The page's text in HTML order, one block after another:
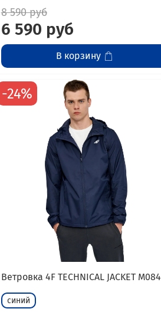
8 590 руб
6 590 руб
В корзину
-24%
Ветровка 4F TECHNICAL JACKET M084
синий